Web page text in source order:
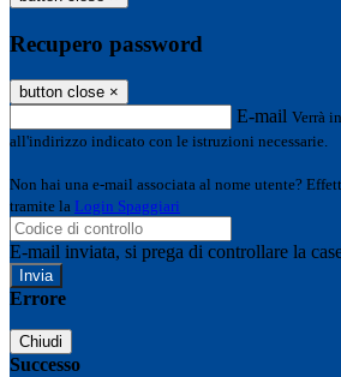
Recupero password
button close ×
E-mail Verrà
all'indirizzo indicato con le istruzioni necessarie.
Non hai una e-mail associata al nome utente?
tramite la Login Spaggiari
E-mail inviata, si prega di controllare la
Errore
Chiudi
Successo